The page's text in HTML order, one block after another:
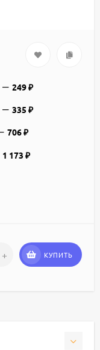
249₽
335 ₽
706₽
1 173 ₽
+ КУПИТЬ